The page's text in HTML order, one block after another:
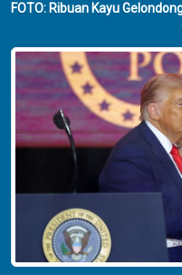
FOTO: Ribuan Kayu